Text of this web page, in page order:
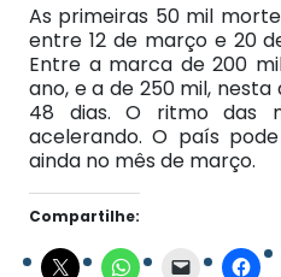
As primeiras 50 mil
entre 12 de março e 20
Entre a marca de 200
ano, e a de 250 mil,
48 dias. O ritmo das
acelerando. O país
ainda no mês de março.
Compartilhe: